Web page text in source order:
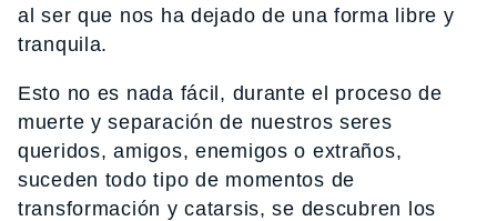
al ser que nos ha dejado de una forma libre y
tranquila.
Esto no es nada fácil, durante el proceso de
muerte y separación de nuestros seres
queridos, amigos, enemigos o extraños,
suceden todo tipo de momentos de
transformación y catarsis, se descubren los